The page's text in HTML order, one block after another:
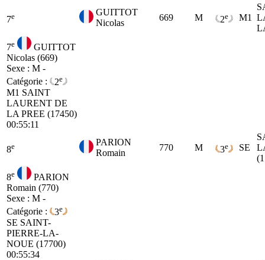
7e
GUITTOT
Nicolas
669 M 2e M1
7e
GUITTOT
Nicolas (669)
Sexe : M -
Catégorie :
2e
M1 SAINT
LAURENT DE
LA PREE (17450)
00:55:11
8e
PARION
Romain
770 M 3e SE
8e
PARION
Romain (770)
Sexe : M -
Catégorie :
3e
SE SAINT-
PIERRE-LA-
NOUE (17700)
00:55:34